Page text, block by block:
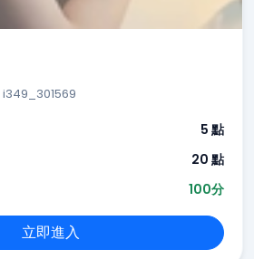
i349_301569
5 點
20 點
100分
立即進入